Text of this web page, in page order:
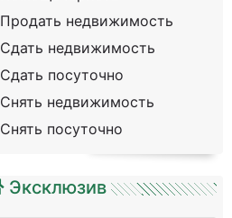
Продать недвижимость
Сдать недвижимость
Сдать посуточно
Снять недвижимость
Снять посуточно
Эксклюзив